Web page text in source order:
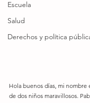
Escuela
Salud
Derechos y política
Hola buenos días, mi nombre
de dos niños maravillosos.